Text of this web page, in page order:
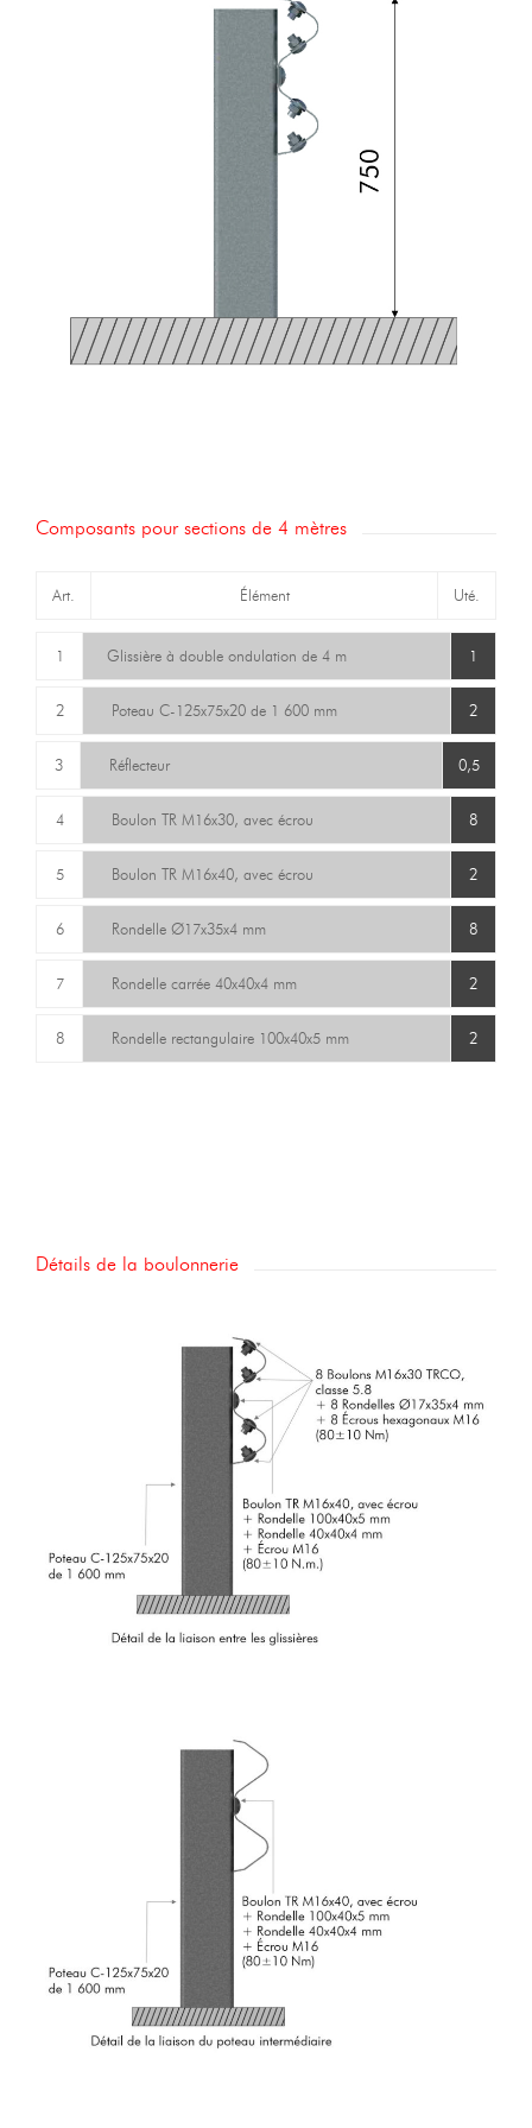
Composants pour sections de 4 mètres
Art. Élément Uté.
1 Glissière à double ondulation de 4 m 1
2 Poteau C-125x75x20 de 1 600 mm 2
3 Réflecteur 0,5
4 Boulon TR M16x30, avec écrou 8
5 Boulon TR M16x40, avec écrou 2
6 Rondelle Ø17x35x4 mm 8
7 Rondelle carrée 40x40x4 mm 2
8 Rondelle rectangulaire 100x40x5 mm 2
Détails de la boulonnerie